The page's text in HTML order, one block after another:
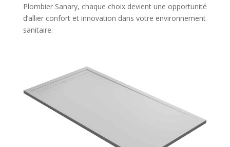
Plombier Sanary, chaque choix devient une opportunité
d’allier confort et innovation dans votre environnement
sanitaire.